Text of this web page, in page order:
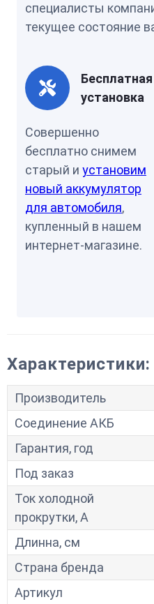
специалисты
текущее состояние
Бесплатная
установка
Совершенно
бесплатно снимем
старый и установим
новый аккумулятор
для автомобиля,
купленный в нашем
интернет-магазине.
Характеристики:
Производитель
Соединение АКБ
Гарантия, год
Под заказ
Ток холодной
прокрутки, A
Длинна, см
Страна бренда
Артикул